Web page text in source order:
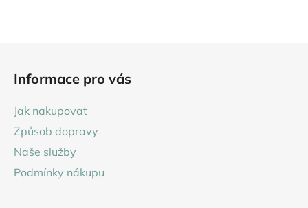
Informace pro vás
Jak nakupovat
Způsob dopravy
Naše služby
Podmínky nákupu